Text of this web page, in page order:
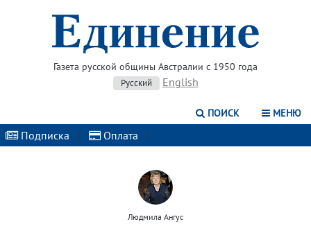
Газета русской общины Австралии с 1950 года
Русский English
ПОИСК МЕНЮ
Подписка | Оплата |
Людмила Ангус